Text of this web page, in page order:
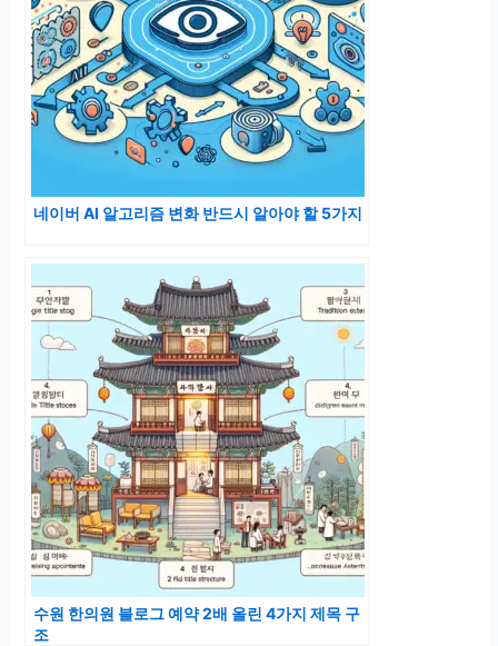
네이버 AI 알고리즘 변화 반드시 알아야 할 5가지
수원 한의원 블로그 예약 2배 올린 4가지 제목 구
조